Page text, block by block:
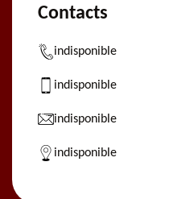
Contacts
indisponible
indisponible
indisponible
indisponible